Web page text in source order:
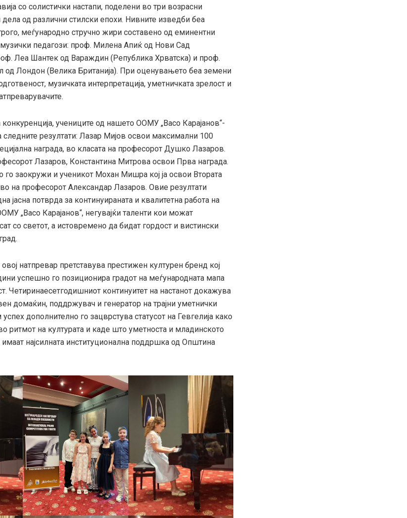
со солистички настапи, поделени во три возрасни
дела од различни стилски епохи. Нивните изведби беа
меѓународно стручно жири составено од еминентни
педагози: проф. Милена Апиќ од Нови Сад
Леа Шантек од Вараждин (Република Хрватска) и проф.
од Лондон (Велика Британија). При оценувањето беа земени
музичката интерпретација, уметничката зрелост и
учениците од нашето ООМУ „Васо Карајанов“-
следните резултати: Лазар Мијов освои максимални 100
награда, во класата на професорот Душко Лазаров.
Лазаров, Константина Митрова освои Прва награда.
го заокружи и ученикот Мохан Мишра кој ја освои Втората
на професорот Александар Лазаров. Овие резултати
јасна потврда за континуираната и квалитетна работа на
„Васо Карајанов“, негувајќи таленти кои можат
со светот, а истовремено да бидат гордост и вистински
натпревар претставува престижен културен бренд кој
успешно го позиционира градот на меѓународната мапа
Четиринаесетгодишниот континуитет на настанот докажува
домаќин, поддржувач и генератор на трајни уметнички
дополнително го зацврстува статусот на Гевгелија како
ритмот на културата и каде што уметноста и младинското
најсилната институционална поддршка од Општина